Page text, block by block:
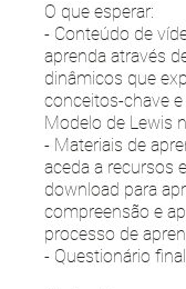
O que esperar:
- Conteúdo de
aprenda através
dinâmicos que
conceitos-chave
Modelo de Lewis
- Materiais de
aceda a recursos
download para
compreensão e
processo de
- Questionário